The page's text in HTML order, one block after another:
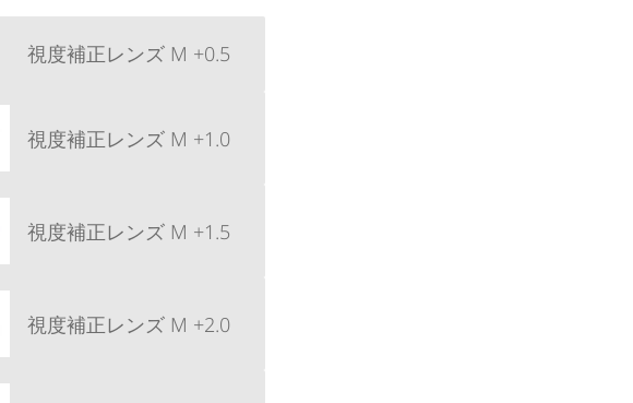
視度補正レンズ M +0.5
視度補正レンズ M +1.0
視度補正レンズ M +1.5
視度補正レンズ M +2.0